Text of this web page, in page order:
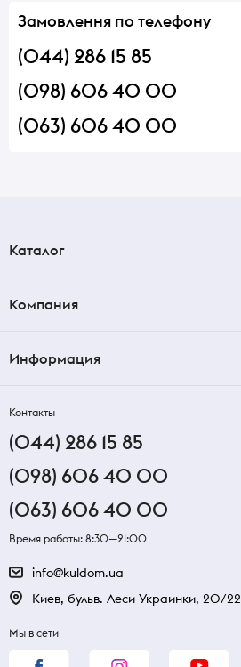
Замовлення по телефону
(044) 286 15 85
(098) 606 40 00
(063) 606 40 00
Каталог
Компания
Информация
Контакты
(044) 286 15 85
(098) 606 40 00
(063) 606 40 00
Время работы: 8:30—21:00
info@kuldom.ua
Киев, бульв. Леси Украинки, 20/22
Мы в сети